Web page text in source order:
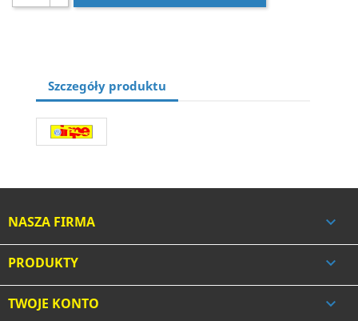
Szczegóły produktu
NASZA FIRMA 
PRODUKTY 
TWOJE KONTO 